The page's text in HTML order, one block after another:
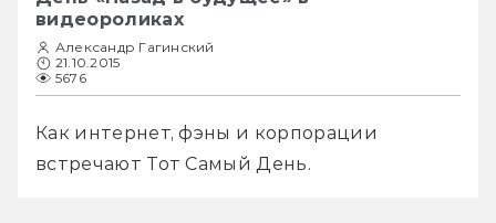
видеороликах
Александр Гагинский
21.10.2015
5676
Как интернет, фэны и корпорации
встречают Тот Самый День.